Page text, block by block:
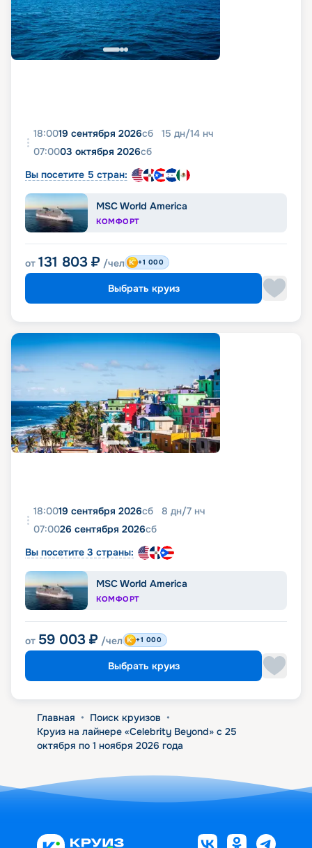
18:0019 сентября 2026сб 15 дн/14 нч
07:0003 октября 2026сб
Вы посетите 5 стран:
MSC World America
КОМФОРТ
от 131 803 ₽ /чел +1 000
Выбрать круиз
18:0019 сентября 2026сб 8 дн/7 нч
07:0026 сентября 2026сб
Вы посетите 3 страны:
MSC World America
КОМФОРТ
от 59 003 ₽ /чел +1 000
Выбрать круиз
Главная • Поиск круизов •
Круиз на лайнере «Celebrity Beyond» с 25
октября по 1 ноября 2026 года